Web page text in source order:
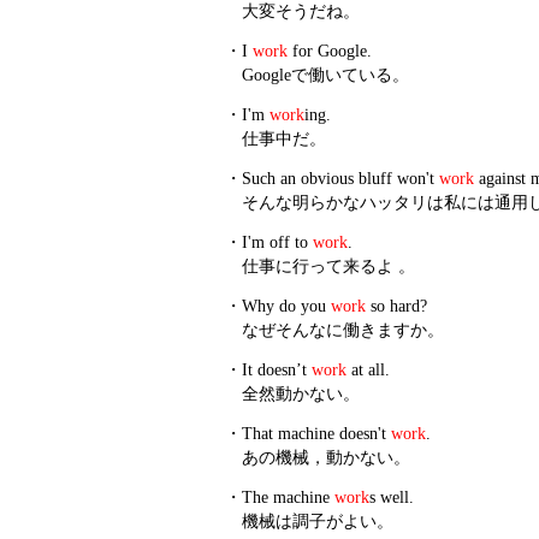
大変そうだね。
・ I work for Google.
Googleで働いている。
・ I'm working.
仕事中だ。
・ Such an obvious bluff won't work against
そんな明らかなハッタリは私には通用
・ I'm off to work.
仕事に行って来るよ 。
・ Why do you work so hard?
なぜそんなに働きますか。
・ It doesn’t work at all.
全然動かない。
・ That machine doesn't work.
あの機械，動かない。
・ The machine works well.
機械は調子がよい。